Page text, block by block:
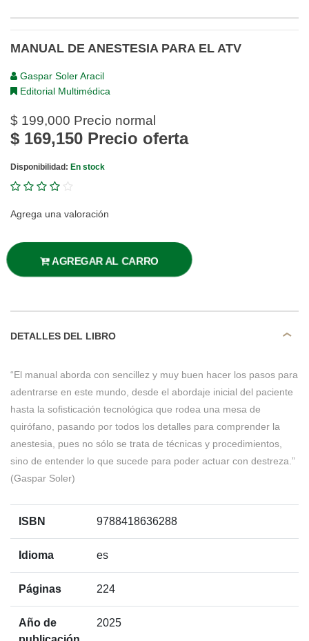
MANUAL DE ANESTESIA PARA EL ATV
Gaspar Soler Aracil
Editorial Multimédica
$ 199,000 Precio normal
$ 169,150 Precio oferta
Disponibilidad: En stock
Agrega una valoración
AGREGAR AL CARRO
DETALLES DEL LIBRO
“El manual aborda con sencillez y muy buen hacer los pasos para
adentrarse en este mundo, desde el abordaje inicial del paciente
hasta la sofisticación tecnológica que rodea una mesa de
quirófano, pasando por todos los detalles para comprender la
anestesia, pues no sólo se trata de técnicas y procedimientos,
sino de entender lo que sucede para poder actuar con destreza.”
(Gaspar Soler)
ISBN 9788418636288
Idioma es
Páginas 224
Año de
2025